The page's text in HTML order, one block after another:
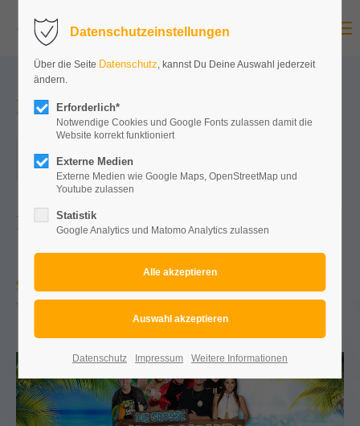
Mallorcaparty Bochum 2026
ORT: ROUGE SHOWPALAST
NOCH ...
97
Tage
Datenschutzeinstellungen
Über die Seite Datenschutz, kannst Du Deine Auswahl jederzeit
ändern.
Erforderlich*
Notwendige Cookies und Google Fonts zulassen damit die
Website korrekt funktioniert
Externe Medien
Externe Medien wie Google Maps, OpenStreetMap und
Youtube zulassen
Statistik
Google Analytics und Matomo Analytics zulassen
Datenschutz Impressum Weitere Informationen